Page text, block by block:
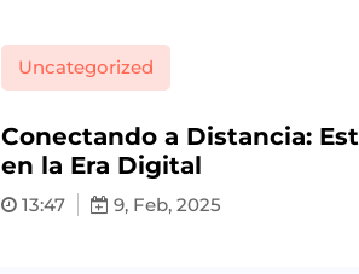
Uncategorized
Conectando a Distancia:
en la Era Digital
13:47 9, Feb, 2025